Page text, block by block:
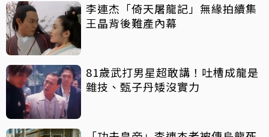
李連杰「倚天屠龍記」無緣拍續集
王晶背後難產內幕
81歲武打男星超敢講！吐槽成龍是
雜技、甄子丹矮沒實力